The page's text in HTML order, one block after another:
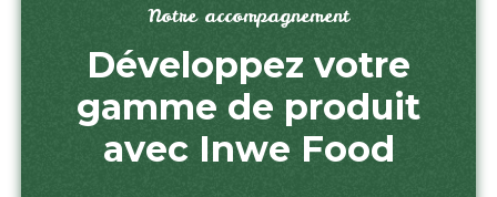
Notre accompagnement
Développez votre
gamme de produit
avec Inwe Food